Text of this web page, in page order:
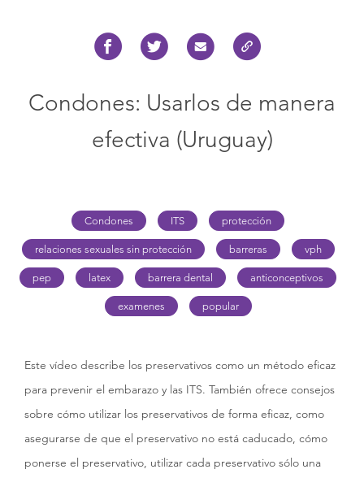
Condones: Usarlos de manera
efectiva (Uruguay)
Condones ITS protección
relaciones sexuales sin protección barreras vph
pep latex barrera dental anticonceptivos
examenes popular
Este vídeo describe los preservativos como un método eficaz
para prevenir el embarazo y las ITS. También ofrece consejos
sobre cómo utilizar los preservativos de forma eficaz, como
asegurarse de que el preservativo no está caducado, cómo
ponerse el preservativo, utilizar cada preservativo sólo una